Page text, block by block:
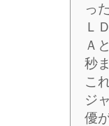
っ
Ｌ
Ａ
秒
こ
ジ
優